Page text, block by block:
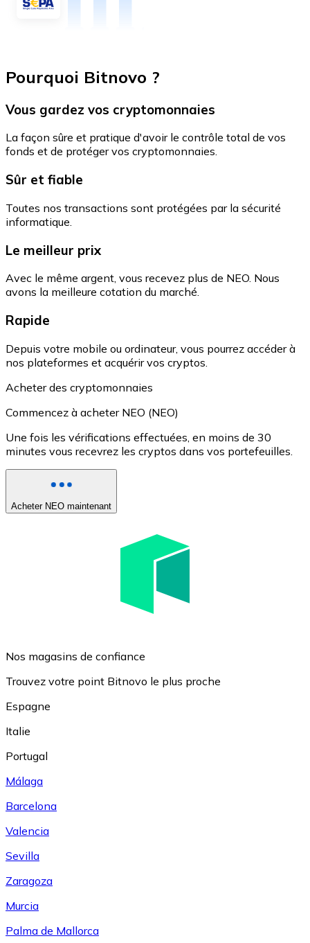
Pourquoi Bitnovo ?
Vous gardez vos cryptomonnaies
La façon sûre et pratique d'avoir le contrôle total de vos
fonds et de protéger vos cryptomonnaies.
Sûr et fiable
Toutes nos transactions sont protégées par la sécurité
informatique.
Le meilleur prix
Avec le même argent, vous recevez plus de NEO. Nous
avons la meilleure cotation du marché.
Rapide
Depuis votre mobile ou ordinateur, vous pourrez accéder à
nos plateformes et acquérir vos cryptos.
Acheter des cryptomonnaies
Commencez à acheter NEO (NEO)
Une fois les vérifications effectuées, en moins de 30
minutes vous recevrez les cryptos dans vos portefeuilles.
Acheter NEO maintenant
Nos magasins de confiance
Trouvez votre point Bitnovo le plus proche
Espagne
Italie
Portugal
Málaga
Barcelona
Valencia
Sevilla
Zaragoza
Murcia
Palma de Mallorca